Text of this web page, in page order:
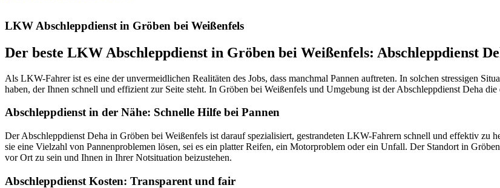
LKW Abschleppdienst in Gröben bei Weißenfels
Der beste LKW Abschleppdienst in Gröben bei Weißenfels: Abschleppdienst
Als LKW-Fahrer ist es eine der unvermeidlichen Realitäten des Jobs, dass manchmal Pannen auftreten. In solchen stressigen
haben, der Ihnen schnell und effizient zur Seite steht. In Gröben bei Weißenfels und Umgebung ist der Abschleppdienst Deha
Abschleppdienst in der Nähe: Schnelle Hilfe bei Pannen
Der Abschleppdienst Deha in Gröben bei Weißenfels ist darauf spezialisiert, gestrandeten LKW-Fahrern schnell und effektiv zu
sie eine Vielzahl von Pannenproblemen lösen, sei es ein platter Reifen, ein Motorproblem oder ein Unfall. Der Standort in
vor Ort zu sein und Ihnen in Ihrer Notsituation beizustehen.
Abschleppdienst Kosten: Transparent und fair